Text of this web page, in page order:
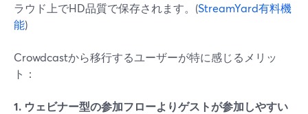
ラウド上でHD品質で保存されます。(StreamYard有料機
能)
Crowdcastから移行するユーザーが特に感じるメリッ
ト：
1. ウェビナー型の参加フローよりゲストが参加しやすい